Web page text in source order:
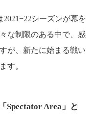
シーズンが幕を
な制限のある中で、感
が、新たに始まる戦い
す。
Spectator Area」と